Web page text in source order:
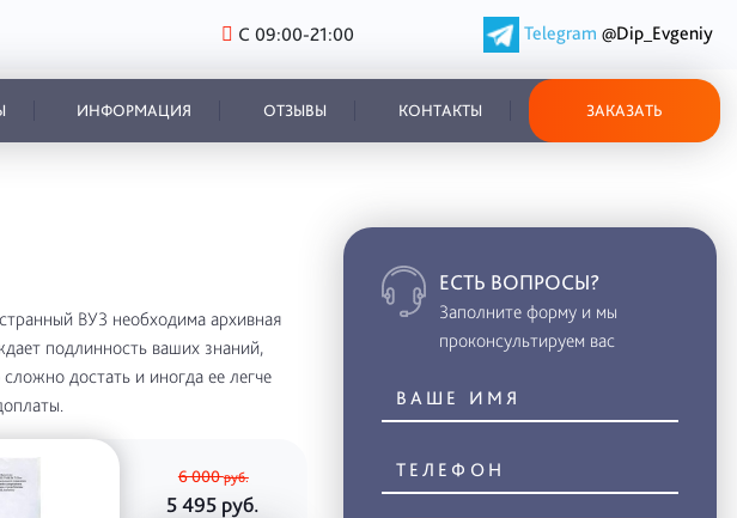
С 09:00-21:00 Telegram @Dip_Evgeniy
ИНФОРМАЦИЯ ОТЗЫВЫ КОНТАКТЫ ЗАКАЗАТЬ
ВУЗ необходима архивная
подлинность ваших знаний,
достать и иногда ее легче
6 000руб.
5 495 руб.
ЕСТЬ ВОПРОСЫ?
Заполните форму и мы
проконсультируем вас